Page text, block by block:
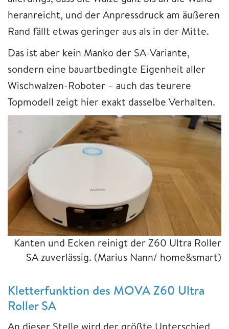
heranreicht, und der Anpressdruck am äußeren
Rand fällt etwas geringer aus als in der Mitte.
Das ist aber kein Manko der SA-Variante,
sondern eine bauartbedingte Eigenheit aller
Wischwalzen-Roboter – auch das teurere
Topmodell zeigt hier exakt dasselbe Verhalten.
Kanten und Ecken reinigt der Z60 Ultra Roller
SA zuverlässig. (Marius Nann/ home&smart)
Kletterfunktion des MOVA Z60 Ultra
Roller SA
An dieser Stelle wird der größte Unterschied